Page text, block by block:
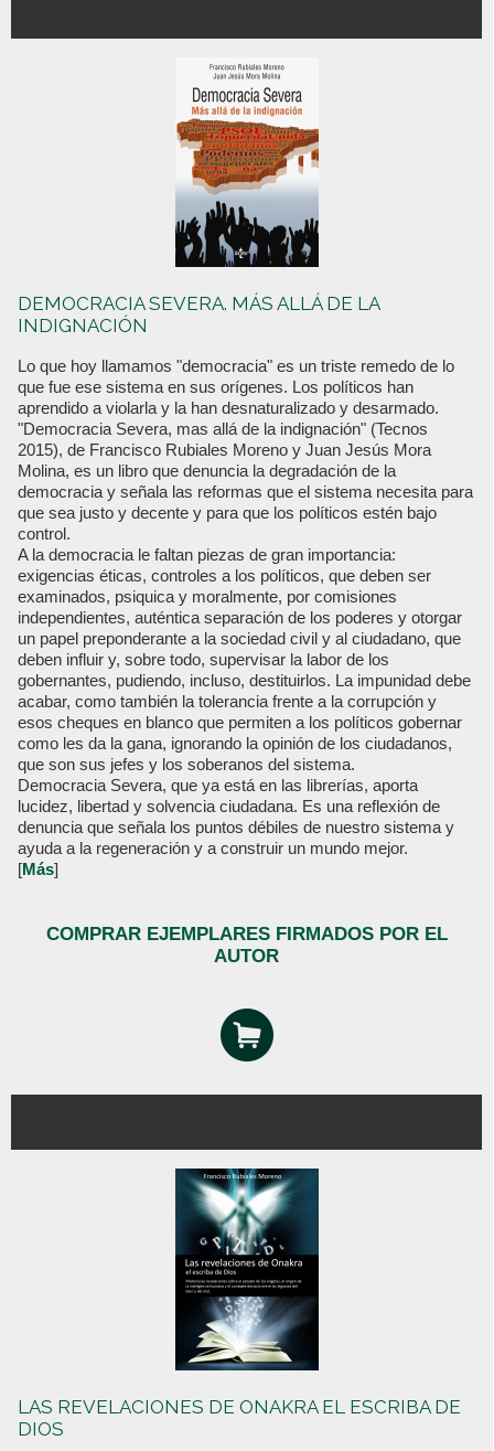
DEMOCRACIA SEVERA. MÁS ALLÁ DE LA
INDIGNACIÓN
Lo que hoy llamamos "democracia" es un triste remedo de lo
que fue ese sistema en sus orígenes. Los políticos han
aprendido a violarla y la han desnaturalizado y desarmado.
"Democracia Severa, mas allá de la indignación" (Tecnos
2015), de Francisco Rubiales Moreno y Juan Jesús Mora
Molina, es un libro que denuncia la degradación de la
democracia y señala las reformas que el sistema necesita para
que sea justo y decente y para que los políticos estén bajo
control.
A la democracia le faltan piezas de gran importancia:
exigencias éticas, controles a los políticos, que deben ser
examinados, psiquica y moralmente, por comisiones
independientes, auténtica separación de los poderes y otorgar
un papel preponderante a la sociedad civil y al ciudadano, que
deben influir y, sobre todo, supervisar la labor de los
gobernantes, pudiendo, incluso, destituirlos. La impunidad debe
acabar, como también la tolerancia frente a la corrupción y
esos cheques en blanco que permiten a los políticos gobernar
como les da la gana, ignorando la opinión de los ciudadanos,
que son sus jefes y los soberanos del sistema.
Democracia Severa, que ya está en las librerías, aporta
lucidez, libertad y solvencia ciudadana. Es una reflexión de
denuncia que señala los puntos débiles de nuestro sistema y
ayuda a la regeneración y a construir un mundo mejor.
[Más]
COMPRAR EJEMPLARES FIRMADOS POR EL
AUTOR
LAS REVELACIONES DE ONAKRA EL ESCRIBA DE
DIOS